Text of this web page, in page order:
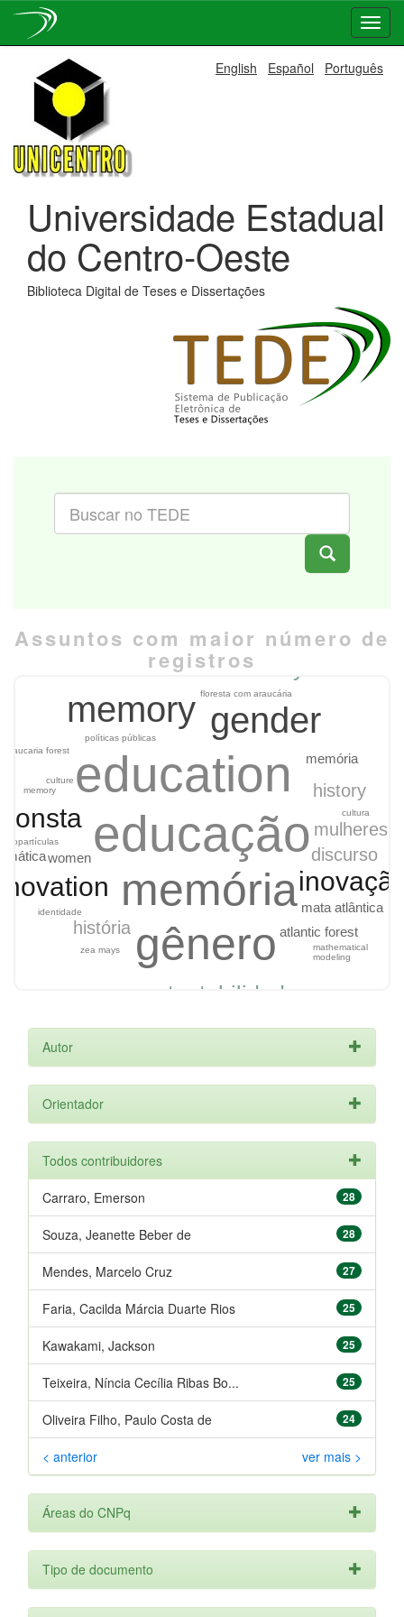
navigation
English Español Português
Universidade Estadual
do Centro-Oeste
Biblioteca Digital de Teses e Dissertações
Assuntos com maior número de
registros
educação
education
memória
gênero
gender
memory
sustentabilidade
sustainability
discurso
história
history
mulheres
women
atlantic forest
mata atlântica
memória
políticas públicas
memory
zea mays
floresta com araucária
identidade
culture
araucaria forest
cultura
mathematical
modeling
Autor
Orientador
Todos contribuidores
28
Carraro, Emerson
28
Souza, Jeanette Beber de
27
Mendes, Marcelo Cruz
25
Faria, Cacilda Márcia Duarte Rios
25
Kawakami, Jackson
25
Teixeira, Níncia Cecília Ribas Bo...
24
Oliveira Filho, Paulo Costa de
< anterior ver mais >
Áreas do CNPq
Tipo de documento